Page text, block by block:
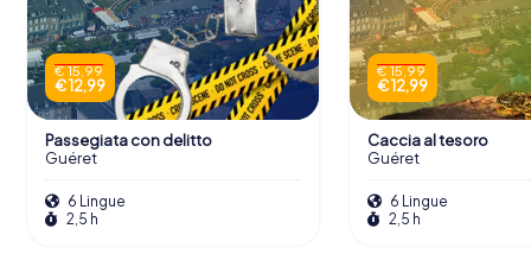
€ 15,99
€ 12,99
Passegiata con delitto
Guéret
6 Lingue
2,5 h
€ 15,99
€ 12,99
Caccia al tesoro
Guéret
6 Lingue
2,5 h